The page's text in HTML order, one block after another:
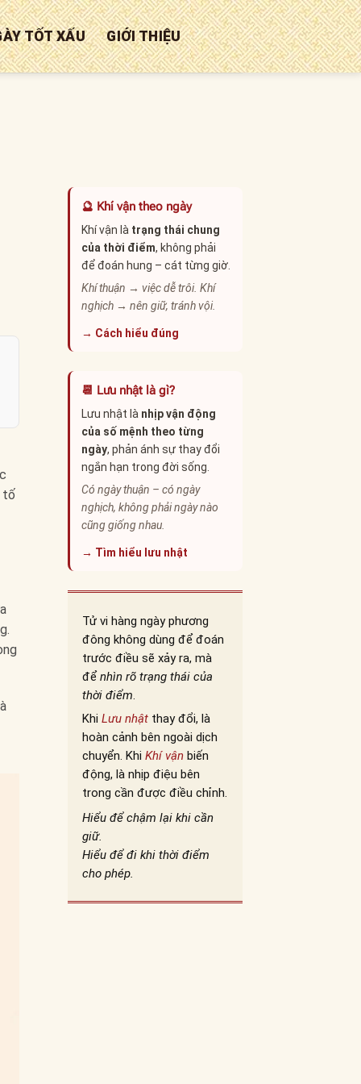
TỐT XẤU GIỚI THIỆU
tố
🔮 Khí vận theo ngày
Khí vận là trạng thái chung
của thời điểm, không phải
để đoán hung – cát từng giờ.
Khí thuận → việc dễ trôi. Khí
nghịch → nên giữ, tránh vội.
→ Cách hiểu đúng
📆 Lưu nhật là gì?
Lưu nhật là nhịp vận động
của số mệnh theo từng
ngày, phản ánh sự thay đổi
ngắn hạn trong đời sống.
Có ngày thuận – có ngày
nghịch, không phải ngày nào
cũng giống nhau.
→ Tìm hiểu lưu nhật
Tử vi hàng ngày phương
đông không dùng để đoán
trước điều sẽ xảy ra, mà
để nhìn rõ trạng thái của
thời điểm.
Khi Lưu nhậtthay đổi, là
hoàn cảnh bên ngoài dịch
chuyển. Khi Khí vậnbiến
động, là nhịp điệu bên
trong cần được điều chỉnh.
Hiểu để chậm lại khi cần
giữ.
Hiểu để đi khi thời điểm
cho phép.